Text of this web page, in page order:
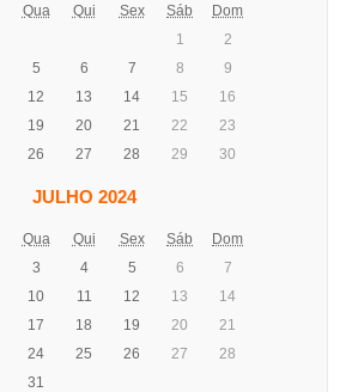
Qua Qui Sex Sáb
Dom
1
2
5 6 7 8
9
12 13 14 15
16
19 20 21 22
23
26 27 28 29 30
JULHO 2024
Qua Qui Sex Sáb
Dom
3 4 5 6
7
10 11 12 13
14
17 18 19 20
21
24 25 26 27
28
31